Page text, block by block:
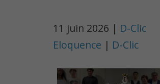
11 juin 2026 | D-Clic
Eloquence | D-Clic